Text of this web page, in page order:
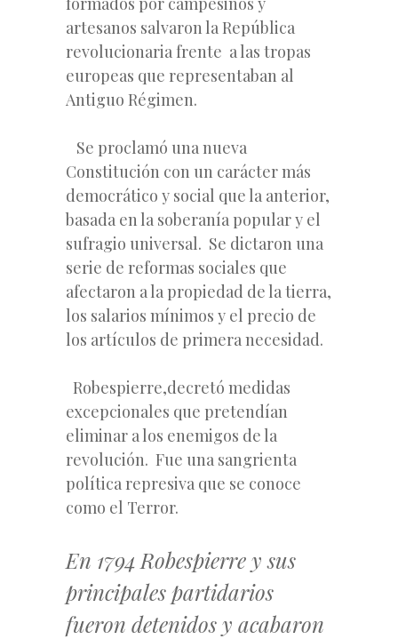
artesanos salvaron la República
revolucionaria frente a las tropas
europeas que representaban al
Antiguo Régimen.
Se proclamó una nueva
Constitución con un carácter más
democrático y social que la anterior,
basada en la soberanía popular y el
sufragio universal. Se dictaron una
serie de reformas sociales que
afectaron a la propiedad de la tierra,
los salarios mínimos y el precio de
los artículos de primera necesidad.
Robespierre,decretó medidas
excepcionales que pretendían
eliminar a los enemigos de la
revolución. Fue una sangrienta
política represiva que se conoce
como el Terror.
En 1794 Robespierre y sus
principales partidarios
fueron detenidos y acabaron